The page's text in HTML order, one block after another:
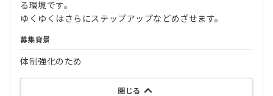
る環境です。
ゆくゆくはさらにステップアップなどめざせます。
募集背景
体制強化のため
閉じる